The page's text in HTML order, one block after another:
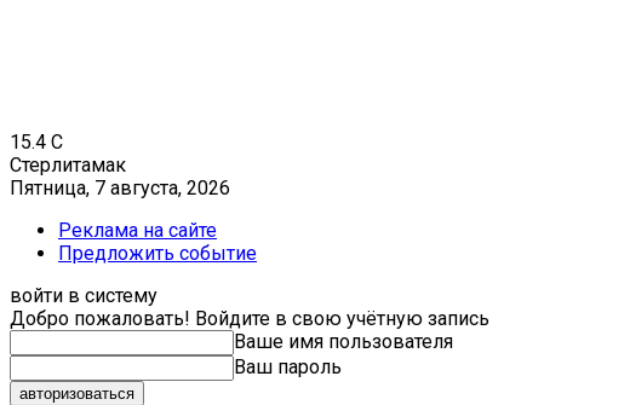
15.4 C
Стерлитамак
Пятница, 7 августа, 2026
Реклама на сайте
Предложить событие
войти в систему
Добро пожаловать! Войдите в свою учётную запись
Ваше имя пользователя
Ваш пароль